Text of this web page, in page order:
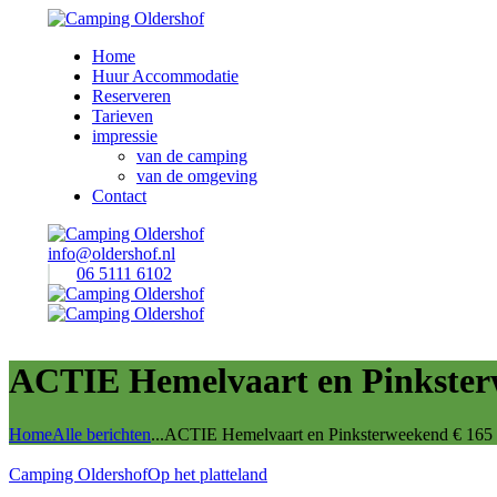
Home
Huur Accommodatie
Reserveren
Tarieven
impressie
van de camping
van de omgeving
Contact
info@oldershof.nl
06 5111 6102
ACTIE Hemelvaart en
HomeAlle berichten...ACTIE Hemelvaart en Pinksterweekend € 165
Camping OldershofOp het platteland